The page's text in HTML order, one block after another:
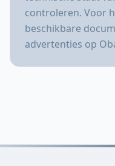
controleren. Voor
beschikbare
advertenties op